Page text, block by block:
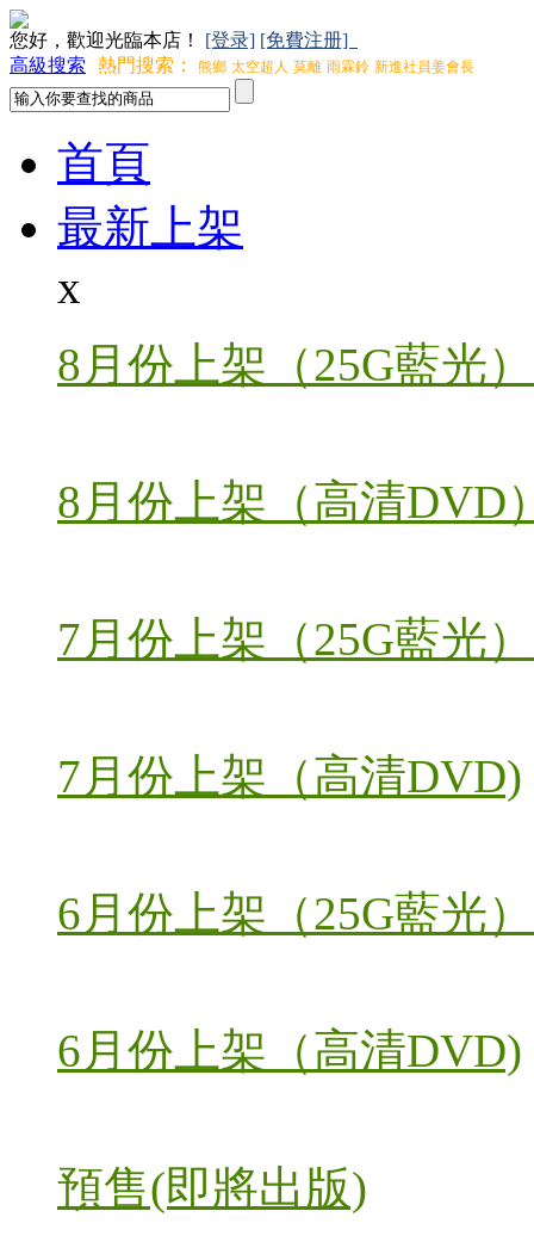
您好，歡迎光臨本店！ [登录] [免費注册]
高級搜索
熱門搜索： 熊鄉 太空超人 莫離 雨霖鈴 新進社員姜會長
首頁
最新上架
x
8月份上架（25G藍光）
8月份上架（高清DVD
7月份上架（25G藍光）
7月份上架（高清DVD)
6月份上架（25G藍光）
6月份上架（高清DVD)
預售(即將出版)